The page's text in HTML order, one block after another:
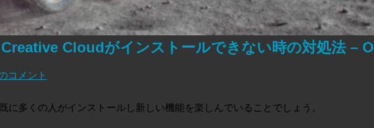
Cloudがインストールできない時の対処法 –
コメント
に多くの人がインストールし新しい機能を楽しんでいることでしょう。